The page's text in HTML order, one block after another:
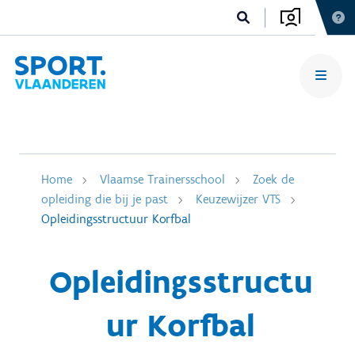
Home Vlaamse Trainersschool
Zoek de
opleiding die bij je past
Keuzewijzer VTS
Opleidingsstructuur Korfbal
Opleidingsstructu
ur Korfbal